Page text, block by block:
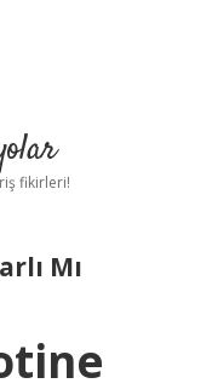
fikirleri!
Mı